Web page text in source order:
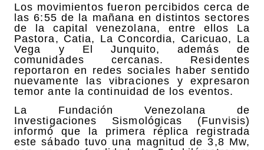
Los movimientos fueron percibidos cerca de
las 6:55 de la mañana en distintos sectores
de la capital venezolana, entre ellos La
Pastora, Catia, La Concordia, Caricuao, La
Vega y El Junquito, además de
comunidades cercanas. Residentes
reportaron en redes sociales haber sentido
nuevamente las vibraciones y expresaron
temor ante la continuidad de los eventos.
La Fundación Venezolana de
Investigaciones Sismológicas (Funvisis)
informó que la primera réplica registrada
este sábado tuvo una magnitud de 3,8 Mw,